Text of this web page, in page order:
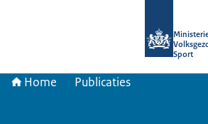
Sport
Home Publicaties